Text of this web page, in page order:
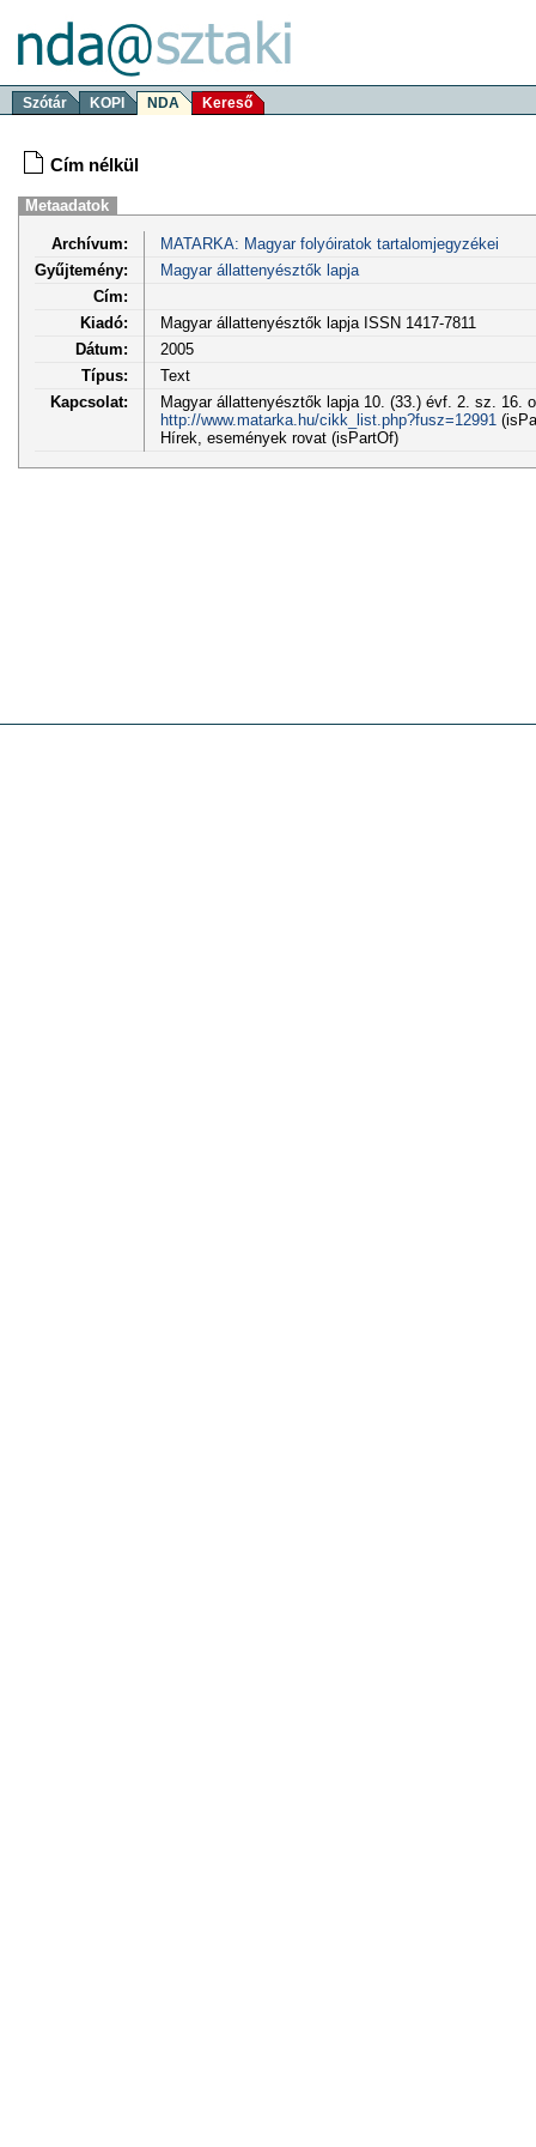
Szótár KOPI NDA Kereső
Cím nélkül
Metaadatok
Archívum:
MATARKA: Magyar folyóiratok tartalomjegyzékei
Gyűjtemény:
Magyar állattenyésztők lapja
Cím:
Kiadó:
Magyar állattenyésztők lapja ISSN 1417-7811
Dátum:
2005
Típus:
Text
Kapcsolat:
Magyar állattenyésztők lapja 10. (33.) évf. 2. sz. 16.
http://www.matarka.hu/cikk_list.php?fusz=12991
Hírek, események rovat (isPartOf)